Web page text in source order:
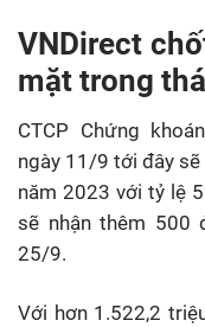
VNDirect
mặt trong
CTCP Chứng
ngày 11/9 tới đây
năm 2023 với tỷ lệ
sẽ nhận thêm 500
25/9.
Với hơn 1.522,2